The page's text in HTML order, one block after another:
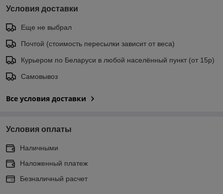
Условия доставки
Еще не выбрал
Почтой (стоимость пересылки зависит от веса)
Курьером по Беларуси в любой населённый пункт (от 15р)
Самовывоз
Все условия доставки
Условия оплаты
Наличными
Наложенный платеж
Безналичный расчет